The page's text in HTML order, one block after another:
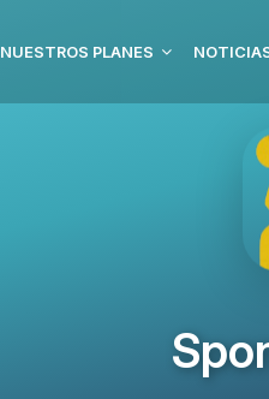
NUESTROS PLANES